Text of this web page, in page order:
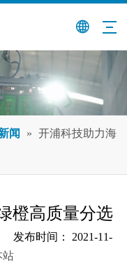
闻 » 开浦科技助力海
橙高质量分选
布时间： 2021-11-
站